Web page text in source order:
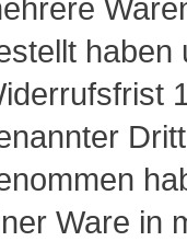
haben
Ware in